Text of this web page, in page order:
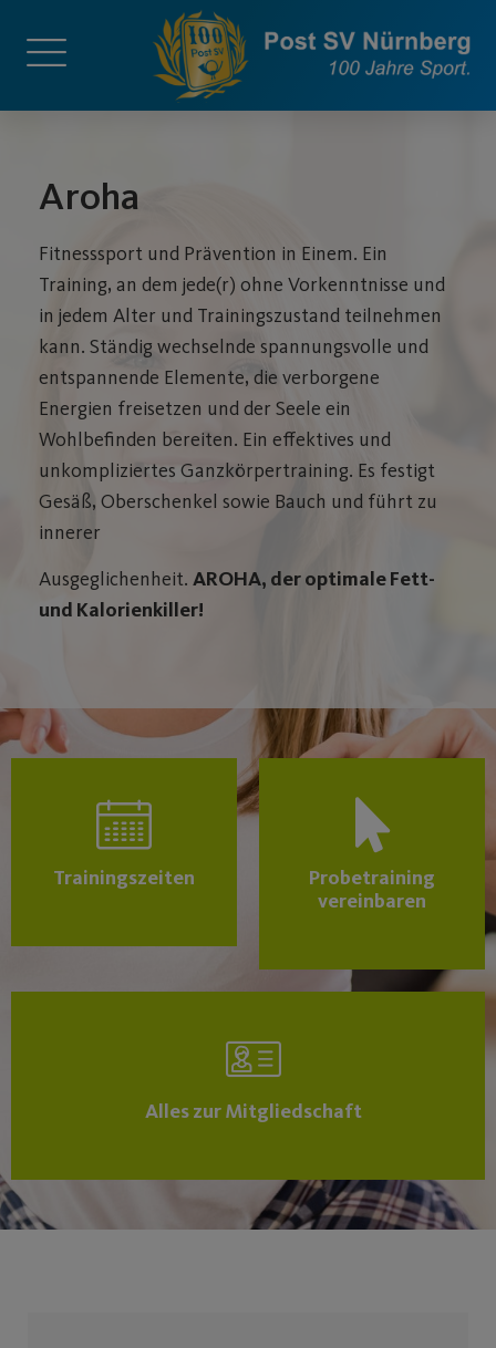
Aroha
Fitnesssport und Prävention in Einem. Ein
Training, an dem jede(r) ohne Vorkenntnisse und
in jedem Alter und Trainingszustand teilnehmen
kann. Ständig wechselnde spannungsvolle und
entspannende Elemente, die verborgene
Energien freisetzen und der Seele ein
Wohlbefinden bereiten. Ein effektives und
unkompliziertes Ganzkörpertraining. Es festigt
Gesäß, Oberschenkel sowie Bauch und führt zu
innerer
Ausgeglichenheit. AROHA, der optimale Fett-
und Kalorienkiller!
Trainingszeiten
Probetraining
vereinbaren
Alles zur Mitgliedschaft